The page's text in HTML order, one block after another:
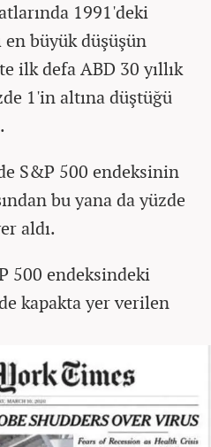
1991'deki
en büyük düşüşün
ilk defa ABD 30 yıllık
1'in altına düştüğü
S&P 500 endeksinin
bu yana da yüzde
aldı.
500 endeksindeki
kapakta yer verilen